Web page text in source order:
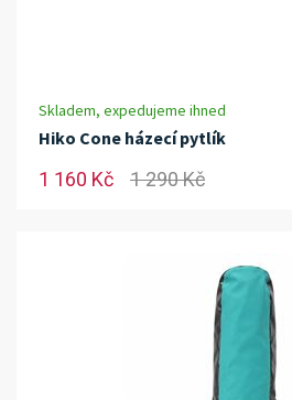
Skladem, expedujeme ihned
Hiko Cone házecí pytlík
1 160 Kč 1 290 Kč